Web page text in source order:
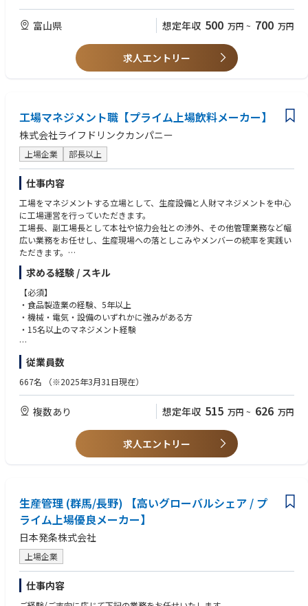
・価格改定に関する対応・交渉
※既存取引先や長年取引のある協力会社とのやり取りが中心のため、安定
した環境で業務に取り組めます。
■本ポジションの魅力：
ながら、改善や仕組みづくりにも積極的に関われるやりがいの大きいポジ
ションです。
■キャリアパス：
入社後は実務を通じて業務理解を深め、現場リーダーとしての役割を担っ
ていただきます。その後はマネージャー補佐や管理職として組織マネジメ
ントに携わるなど、段階的にキャリアアップが可能です。
■当社の魅力：
当社は表面処理分野でトップクラスのシェアを誇る企業グループの一員と
して、強固な事業基盤を有しています。特に塗装前処理・電着塗装設備に
おいては高い技術力を持ち、大手自動車メーカーとの取引も多数。景気に
左右されにくい安定事業に加え、年休125日や充実した福利厚生など、長
期的に働きやすい環境が整っています。
■歓迎条件
・物流業、倉庫業でのご経験がある方
・生産管理、購買調達、発注業務経験がある方
富山県 想定年収 500 万円 ~ 700 万円
求人エントリー
工場マネジメント職【プライム上場飲料メーカー】
株式会社ライフドリンクカンパニー
上場企業 部長以上
仕事内容
工場をマネジメントする立場として、生産設備と人財マネジメントを中心
に工場運営を行っていただきます。
工場⾧、副工場⾧として本社や協力会社との渉外、その他管理業務など幅
広い業務をお任せし、生産現場への落としこみやメンバーの統率を実践い
ただきます。
＜具体的な業務詳細＞
・製造工程管理、設備業者対応、設備トラブルの恒久対策
・生産管理、生産計画立案、生産性向上の取り組み（分析、企画、実
行）、品質向上のための工程の管理
・人員計画の策定と管理、チームビルディング、メンバー教育・指導、シ
フト管理
【ミッション】
・Max生産の担い手として、工場マネジメントを通じたミッションの落と
し込みや工場と本社のチームワークを高めていただく。
求める経験 / スキル
【必須】
・食品製造業の経験、5年以上
・機械・電気・設備のいずれかに強みがある方
・15名以上のマネジメント経験
【歓迎】
・複数社経験者
・製造現場が好きで現場巡回やトラブル時には現場に一番に駆け付ける心
従業員数
667名 （※2025年3月31日現在）
複数あり 想定年収 515 万円 ~ 626 万円
求人エントリー
生産管理 (群馬/長野) 【高いグローバルシェア / プ
ライム上場優良メーカー】
日本発条株式会社
上場企業
仕事内容